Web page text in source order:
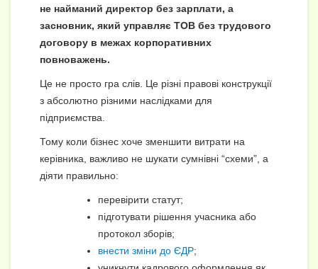
не найманий директор без зарплати, а
засновник, який управляє ТОВ без трудового
договору в межах корпоративних
повноважень.
Це не просто гра слів. Це різні правові конструкції
з абсолютно різними наслідками для
підприємства.
Тому коли бізнес хоче зменшити витрати на
керівника, важливо не шукати сумнівні “схеми”, а
діяти правильно:
перевірити статут;
підготувати рішення учасника або
протокол зборів;
внести зміни до ЄДР;